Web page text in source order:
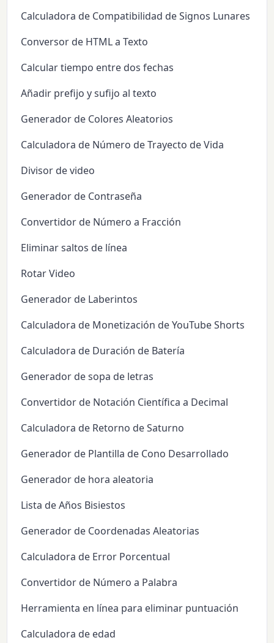
Calculadora de Compatibilidad de Signos Lunares
Conversor de HTML a Texto
Calcular tiempo entre dos fechas
Añadir prefijo y sufijo al texto
Generador de Colores Aleatorios
Calculadora de Número de Trayecto de Vida
Divisor de video
Generador de Contraseña
Convertidor de Número a Fracción
Eliminar saltos de línea
Rotar Video
Generador de Laberintos
Calculadora de Monetización de YouTube Shorts
Calculadora de Duración de Batería
Generador de sopa de letras
Convertidor de Notación Científica a Decimal
Calculadora de Retorno de Saturno
Generador de Plantilla de Cono Desarrollado
Generador de hora aleatoria
Lista de Años Bisiestos
Generador de Coordenadas Aleatorias
Calculadora de Error Porcentual
Convertidor de Número a Palabra
Herramienta en línea para eliminar puntuación
Calculadora de edad